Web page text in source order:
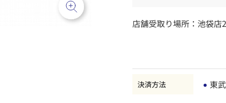
店舗受取り場所： 池袋店
決済方法 東